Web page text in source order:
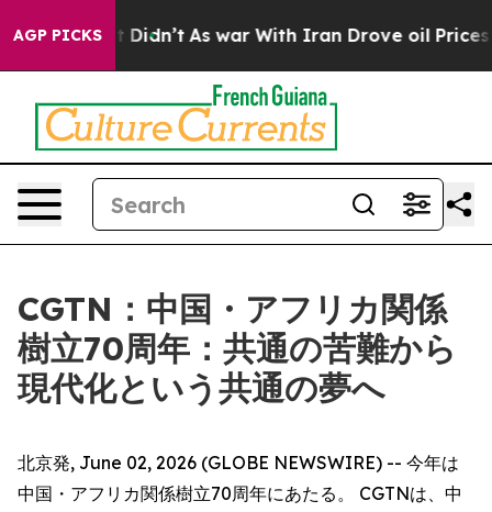
AGP PICKS
Well, it Didn’t As war With Iran Drove oil Prices
CGTN：中国・アフリカ関係
樹立70周年：共通の苦難から
現代化という共通の夢へ
北京発, June 02, 2026 (GLOBE NEWSWIRE) -- 今年は
中国・アフリカ関係樹立70周年にあたる。 CGTNは、中